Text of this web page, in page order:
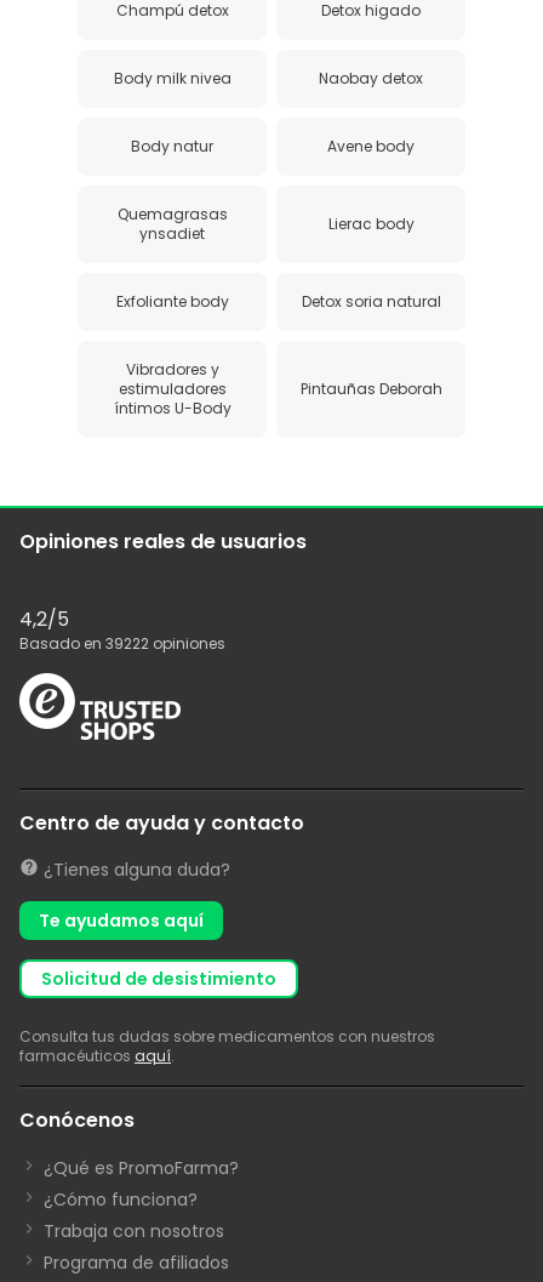
Champú detox Detox higado
Body milk nivea Naobay detox
Body natur Avene body
Quemagrasas
ynsadiet
Lierac body
Exfoliante body Detox soria natural
Vibradores y
estimuladores
íntimos U-Body
Pintauñas Deborah
Opiniones reales de usuarios
4,2/5
Basado en 39222 opiniones
Centro de ayuda y contacto
¿Tienes alguna duda?
Te ayudamos aquí
solicitud de desistimiento
Consulta tus dudas sobre medicamentos con nuestros
farmacéuticos aquí.
Conócenos
¿Qué es PromoFarma?
¿Cómo funciona?
Trabaja con nosotros
Programa de afiliados